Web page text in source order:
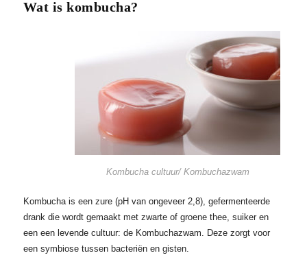
Wat is kombucha?
Kombucha cultuur/ Kombuchazwam
Kombucha is een zure (pH van ongeveer 2,8), gefermenteerde
drank die wordt gemaakt met zwarte of groene thee, suiker en
een een levende cultuur: de Kombuchazwam. Deze zorgt voor
een symbiose tussen bacteriën en gisten.